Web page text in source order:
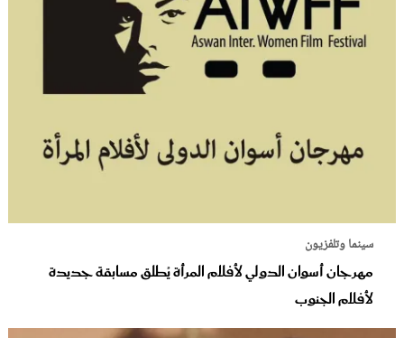
سينما وتلفزيون
مهرجان أسوان الدولي لأفلام المرأة يُطلق مسابقة جديدة
لأفلام الجنوب